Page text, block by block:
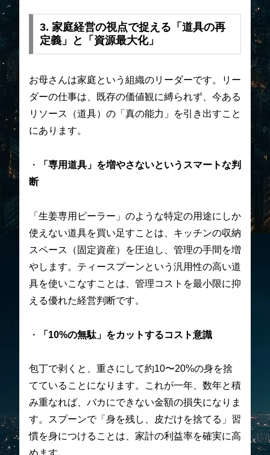
3. 家庭経営の視点で捉える「道具の再
定義」と「資源最大化」
お母さんは家庭という組織のリーダーです。リー
ダーの仕事は、既存の価値観に縛られず、今ある
リソース（道具）の「真の能力」を引き出すこと
にあります。
・
「専用道具」を増やさないというスマートな判
断
「生姜専用ピーラー」のような特定の用途にしか
使えない道具を買い足すことは、キッチンの収納
スペース（固定資産）を圧迫し、管理の手間を増
やします。ティースプーンという汎用性の高い道
具を使いこなすことは、管理コストを最小限に抑
える優れた経営判断です。
・ 「10%の無駄」をカットするコスト意識
包丁で剥くと、重さにして約10〜20%の身を捨
てていることになります。これが一年、数年と積
み重なれば、バカにできない金額の損失になりま
す。スプーンで「身を残し、皮だけを捨てる」習
慣を身につけることは、家計の利益率を確実に高